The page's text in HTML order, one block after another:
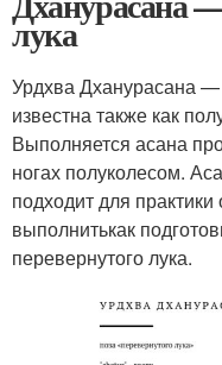
лука
Урдхва Дханурасана —
известна также как
Выполняется асана
ногах полуколесом.
подходит для
выполнитькак
перевернутого лука.